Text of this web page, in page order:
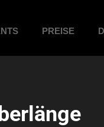
PREISE